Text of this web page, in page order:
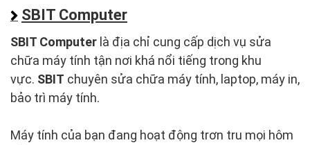
SBIT Computer
SBIT Computer là địa chỉ cung cấp dịch vụ sửa
chữa máy tính tận nơi khá nổi tiếng trong khu
vực. SBIT chuyên sửa chữa máy tính, laptop, máy in,
bảo trì máy tính.
Máy tính của bạn đang hoạt động trơn tru mọi hôm